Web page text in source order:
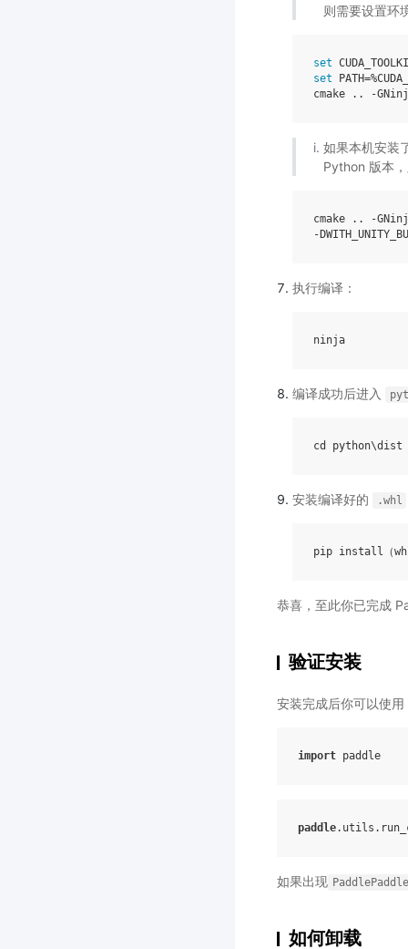
则需要设置环
set
set
PATH=%
cmake
.. -
如果本机安装
Python 版本
cmake .. -
-
执行编译：
ninja
编译成功后进入
cd python\dist
安装编译好的 .whl
恭喜，至此你已完成
验证安装
安装完成后你可以使用
import paddle
paddle. utils .
如果出现 PaddlePaddle
如何卸载